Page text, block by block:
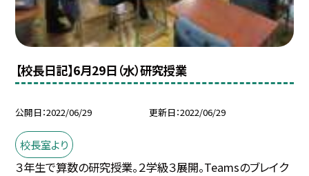
【校長日記】6月29日（水）研究授業
公開日 2022/06/29 更新日 2022/06/29
校長室より
３年生で算数の研究授業。２学級３展開。Teamsのブレイク